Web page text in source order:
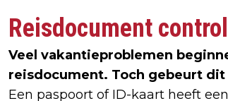
Reisdocument
Veel vakantieproblemen
reisdocument. Toch gebeurt
Een paspoort of ID-kaart heeft